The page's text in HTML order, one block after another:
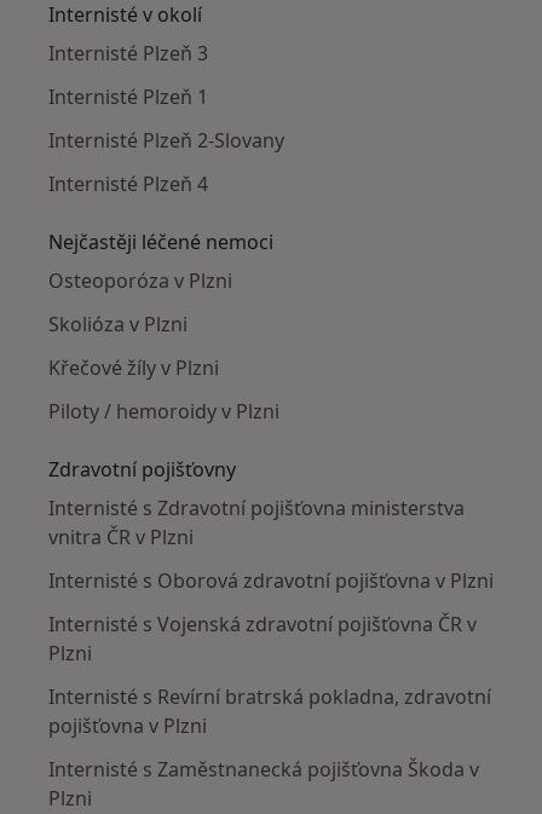
Internisté v okolí
Internisté Plzeň 3
Internisté Plzeň 1
Internisté Plzeň 2-Slovany
Internisté Plzeň 4
Nejčastěji léčené nemoci
Osteoporóza v Plzni
Skolióza v Plzni
Křečové žíly v Plzni
Piloty / hemoroidy v Plzni
Zdravotní pojišťovny
Internisté s Zdravotní pojišťovna ministerstva
vnitra ČR v Plzni
Internisté s Oborová zdravotní pojišťovna v Plzni
Internisté s Vojenská zdravotní pojišťovna ČR v
Plzni
Internisté s Revírní bratrská pokladna, zdravotní
pojišťovna v Plzni
Internisté s Zaměstnanecká pojišťovna Škoda v
Plzni